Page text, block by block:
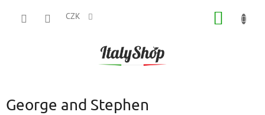
CZK
George and Stephen